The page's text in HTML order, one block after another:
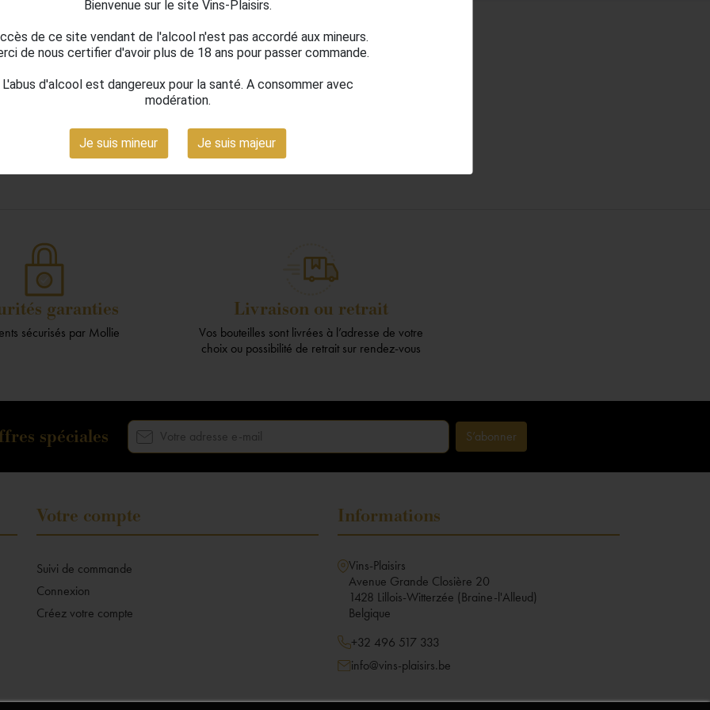
Bienvenue sur le site Vins-Plaisirs.
de ce site vendant de l'alcool n'est pas accordé aux mineurs.
de nous certifier d'avoir plus de 18 ans pour passer commande.
L'abus d'alcool est dangereux pour la santé. A consommer avec
modération.
Je suis mineur Je suis majeur
produit disponible pour le moment
à la page d'accueil
garanties
sécurisés par Mollie
Livraison ou retrait
Vos bouteilles sont livrées à l’adresse de votre
choix ou possibilité de retrait sur rendez-vous
spéciales
Votre compte
Suivi de commande
Connexion
Créez votre compte
Informations
Vins-Plaisirs
Avenue Grande Closière 20
1428 Lillois-Witterzée (Braine-l'Alleud)
Belgique
+32 496 517 333
info@vins-plaisirs.be